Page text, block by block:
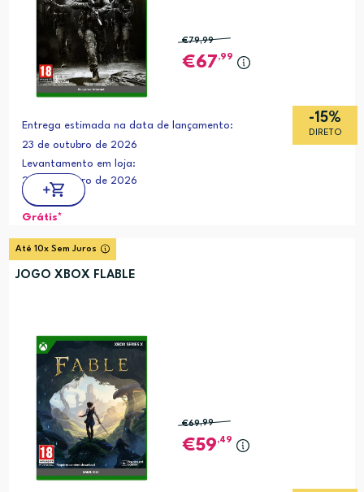
-15%
DIRETO
€79,99
67,99
Entrega estimada na data de lançamento:
23 de outubro de 2026
Levantamento em loja:
23 de outubro de 2026
Grátis*
Até 10x Sem Juros
JOGO XBOX FLABLE
€69,99
59,49